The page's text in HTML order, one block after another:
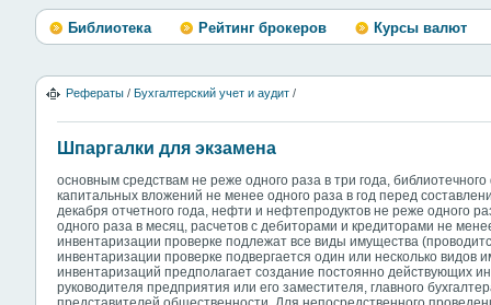
Библиотека Рейтинг брокеров Курсы валют
Рефераты / Бухгалтерский учет и аудит /
Шпаргалки для экзамена
основным средствам не реже одного раза в три года,
капитальных вложений не менее одного раза в год перед
декабря отчетного года, нефти и нефтепродуктов не реже одного
одного раза в месяц, расчетов с дебиторами и кредиторами не
инвентаризации проверке подлежат все виды имущества
инвентаризации проверке подвергается один или несколько видов
инвентаризаций предполагает создание постоянно действующих
руководителя предприятия или его заместителя, главного